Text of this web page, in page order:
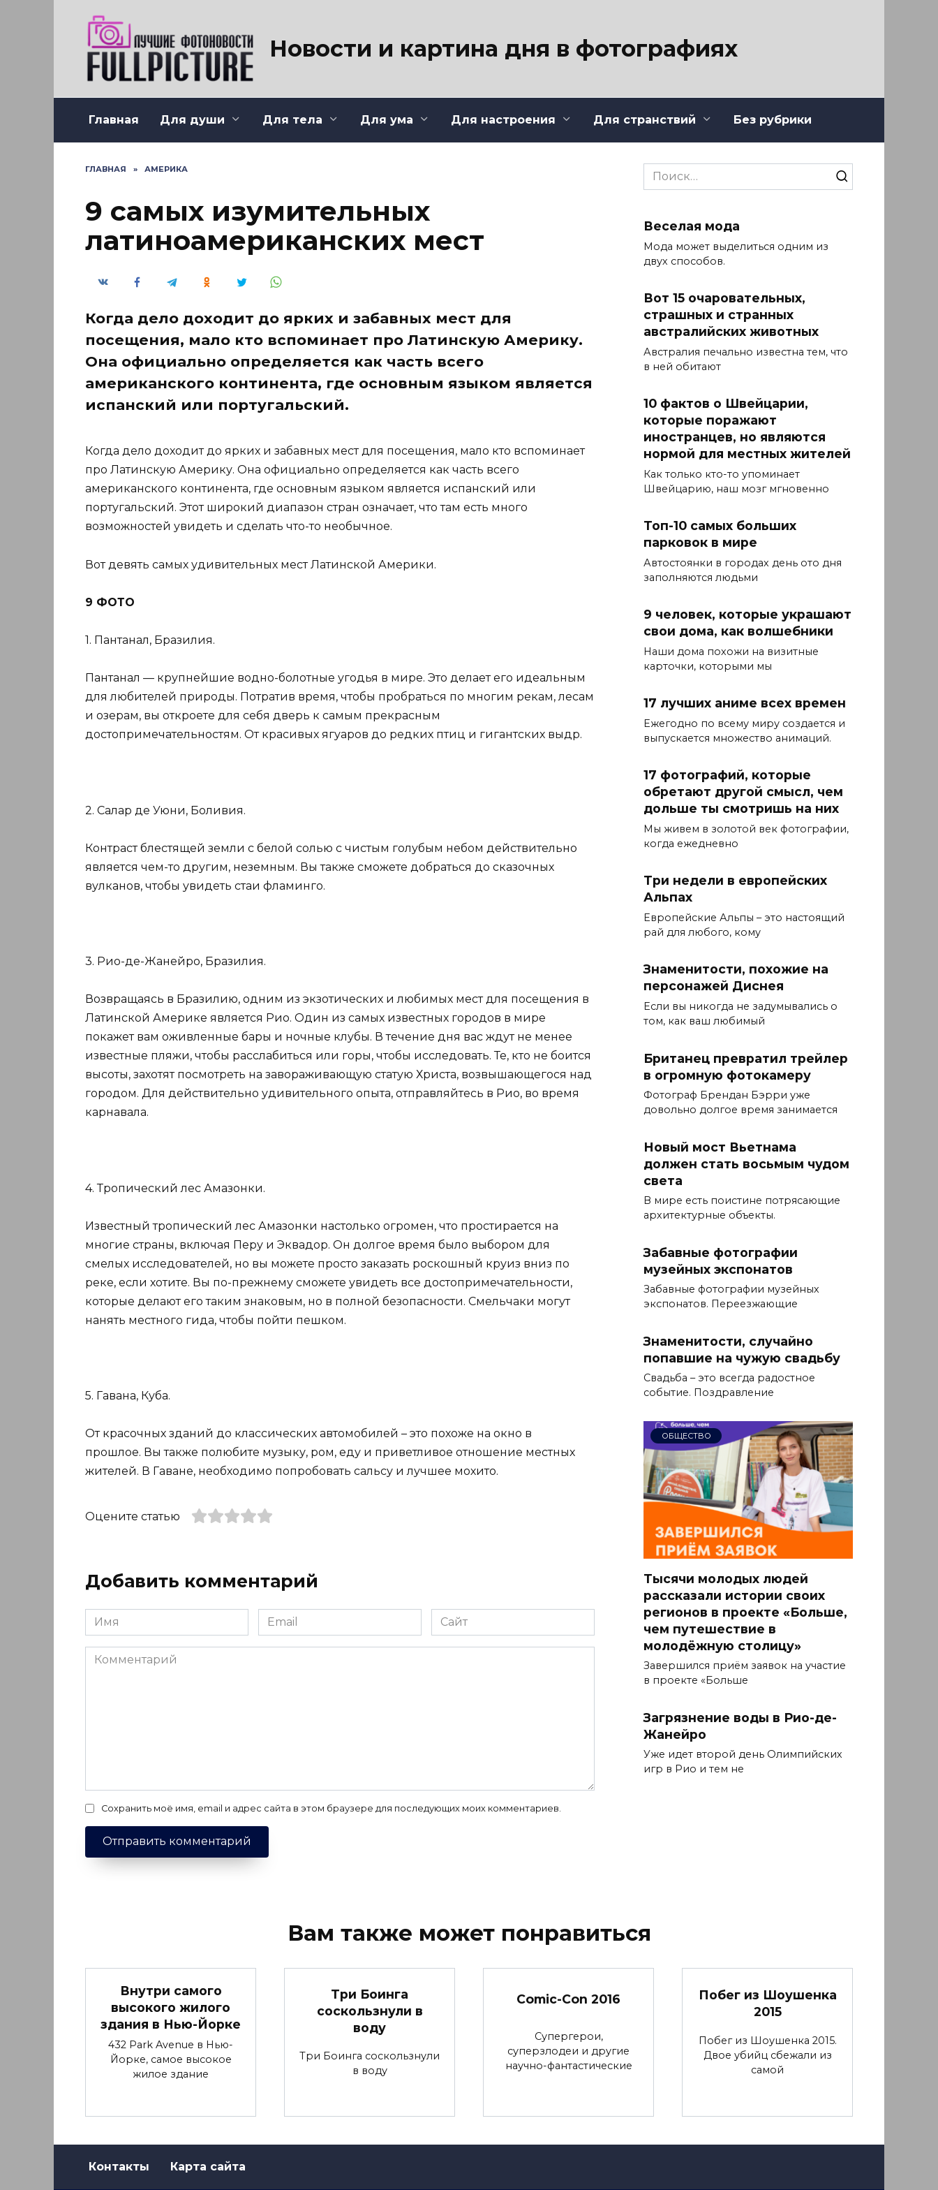
Новости и картина дня в фотографиях
Главная Для души Для тела Для ума Для настроения Для странствий Без рубрики
ГЛАВНАЯ » АМЕРИКА
9 самых изумительных
латиноамериканских мест
Когда дело доходит до ярких и забавных мест для
посещения, мало кто вспоминает про Латинскую Америку.
Она официально определяется как часть всего
американского континента, где основным языком является
испанский или португальский.
Когда дело доходит до ярких и забавных мест для посещения, мало кто вспоминает
про Латинскую Америку. Она официально определяется как часть всего
американского континента, где основным языком является испанский или
португальский. Этот широкий диапазон стран означает, что там есть много
возможностей увидеть и сделать что-то необычное.
Вот девять самых удивительных мест Латинской Америки.
9 ФОТО
1. Пантанал, Бразилия.
Пантанал — крупнейшие водно-болотные угодья в мире. Это делает его идеальным
для любителей природы. Потратив время, чтобы пробраться по многим рекам, лесам
и озерам, вы откроете для себя дверь к самым прекрасным
достопримечательностям. От красивых ягуаров до редких птиц и гигантских выдр.
2. Салар де Уюни, Боливия.
Контраст блестящей земли с белой солью с чистым голубым небом действительно
является чем-то другим, неземным. Вы также сможете добраться до сказочных
вулканов, чтобы увидеть стаи фламинго.
3. Рио-де-Жанейро, Бразилия.
Возвращаясь в Бразилию, одним из экзотических и любимых мест для посещения в
Латинской Америке является Рио. Один из самых известных городов в мире
покажет вам оживленные бары и ночные клубы. В течение дня вас ждут не менее
известные пляжи, чтобы расслабиться или горы, чтобы исследовать. Те, кто не боится
высоты, захотят посмотреть на завораживающую статую Христа, возвышающегося над
городом. Для действительно удивительного опыта, отправляйтесь в Рио, во время
карнавала.
4. Тропический лес Амазонки.
Известный тропический лес Амазонки настолько огромен, что простирается на
многие страны, включая Перу и Эквадор. Он долгое время было выбором для
смелых исследователей, но вы можете просто заказать роскошный круиз вниз по
реке, если хотите. Вы по-прежнему сможете увидеть все достопримечательности,
которые делают его таким знаковым, но в полной безопасности. Смельчаки могут
нанять местного гида, чтобы пойти пешком.
5. Гавана, Куба.
От красочных зданий до классических автомобилей – это похоже на окно в
прошлое. Вы также полюбите музыку, ром, еду и приветливое отношение местных
жителей. В Гаване, необходимо попробовать сальсу и лучшее мохито.
Оцените статью
Добавить комментарий
Имя
*
Email
*
Сайт
Комментарий
Сохранить моё имя, email и адрес сайта в этом браузере для последующих моих комментариев.
Search
for:
Веселая мода
Мода может выделиться одним из
двух способов.
Вот 15 очаровательных,
страшных и странных
австралийских животных
Австралия печально известна тем, что
в ней обитают
10 фактов о Швейцарии,
которые поражают
иностранцев, но являются
нормой для местных жителей
Как только кто-то упоминает
Швейцарию, наш мозг мгновенно
Топ-10 самых больших
парковок в мире
Автостоянки в городах день ото дня
заполняются людьми
9 человек, которые украшают
свои дома, как волшебники
Наши дома похожи на визитные
карточки, которыми мы
17 лучших аниме всех времен
Ежегодно по всему миру создается и
выпускается множество анимаций.
17 фотографий, которые
обретают другой смысл, чем
дольше ты смотришь на них
Мы живем в золотой век фотографии,
когда ежедневно
Три недели в европейских
Альпах
Европейские Альпы – это настоящий
рай для любого, кому
Знаменитости, похожие на
персонажей Диснея
Если вы никогда не задумывались о
том, как ваш любимый
Британец превратил трейлер
в огромную фотокамеру
Фотограф Брендан Бэрри уже
довольно долгое время занимается
Новый мост Вьетнама
должен стать восьмым чудом
света
В мире есть поистине потрясающие
архитектурные объекты.
Забавные фотографии
музейных экспонатов
Забавные фотографии музейных
экспонатов. Переезжающие
Знаменитости, случайно
попавшие на чужую свадьбу
Свадьба – это всегда радостное
событие. Поздравление
ОБЩЕСТВО
Тысячи молодых людей
рассказали истории своих
регионов в проекте «Больше,
чем путешествие в
молодёжную столицу»
Завершился приём заявок на участие
в проекте «Больше
Загрязнение воды в Рио-де-
Жанейро
Уже идет второй день Олимпийских
игр в Рио и тем не
Вам также может понравиться
Внутри самого
высокого жилого
здания в Нью-Йорке
432 Park Avenue в Нью-
Йорке, самое высокое
жилое здание
Три Боинга
соскользнули в
воду
Три Боинга соскользнули
в воду
Comic-Con 2016
Супергерои,
суперзлодеи и другие
научно-фантастические
Побег из Шоушенка
2015
Побег из Шоушенка 2015.
Двое убийц сбежали из
самой
Контакты Карта сайта